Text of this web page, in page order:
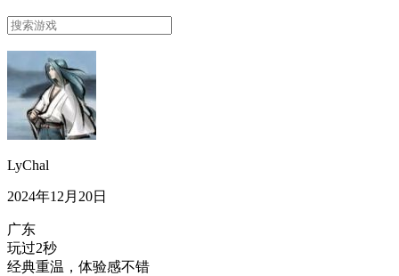
LyChal
2024年12月20日
广东
玩过2秒
经典重温，体验感不错